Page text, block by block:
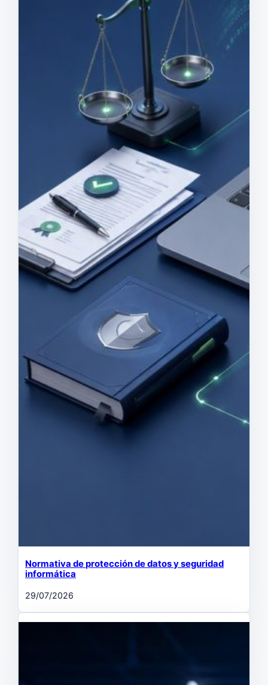
Normativa de protección de datos y seguridad
informática
29/07/2026